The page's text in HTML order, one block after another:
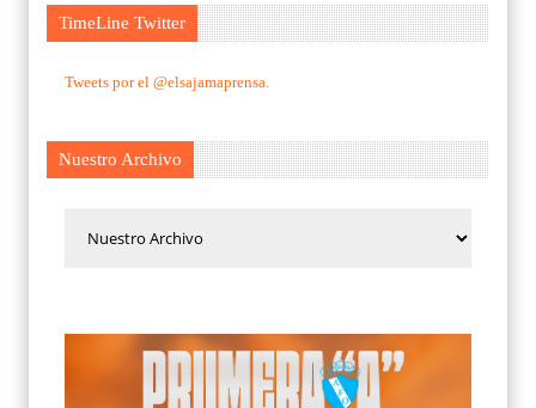
TimeLine Twitter
Tweets por el @elsajamaprensa.
Nuestro Archivo